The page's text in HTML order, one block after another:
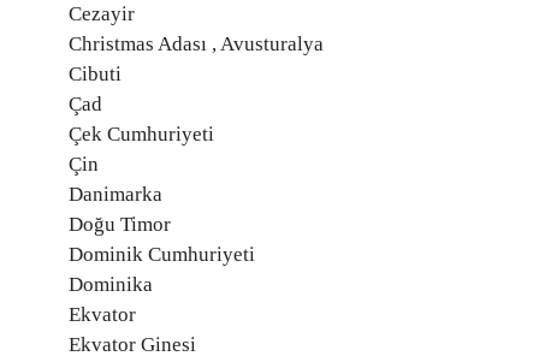
Cezayir
Christmas Adası , Avusturalya
Cibuti
Çad
Çek Cumhuriyeti
Çin
Danimarka
Doğu Timor
Dominik Cumhuriyeti
Dominika
Ekvator
Ekvator Ginesi